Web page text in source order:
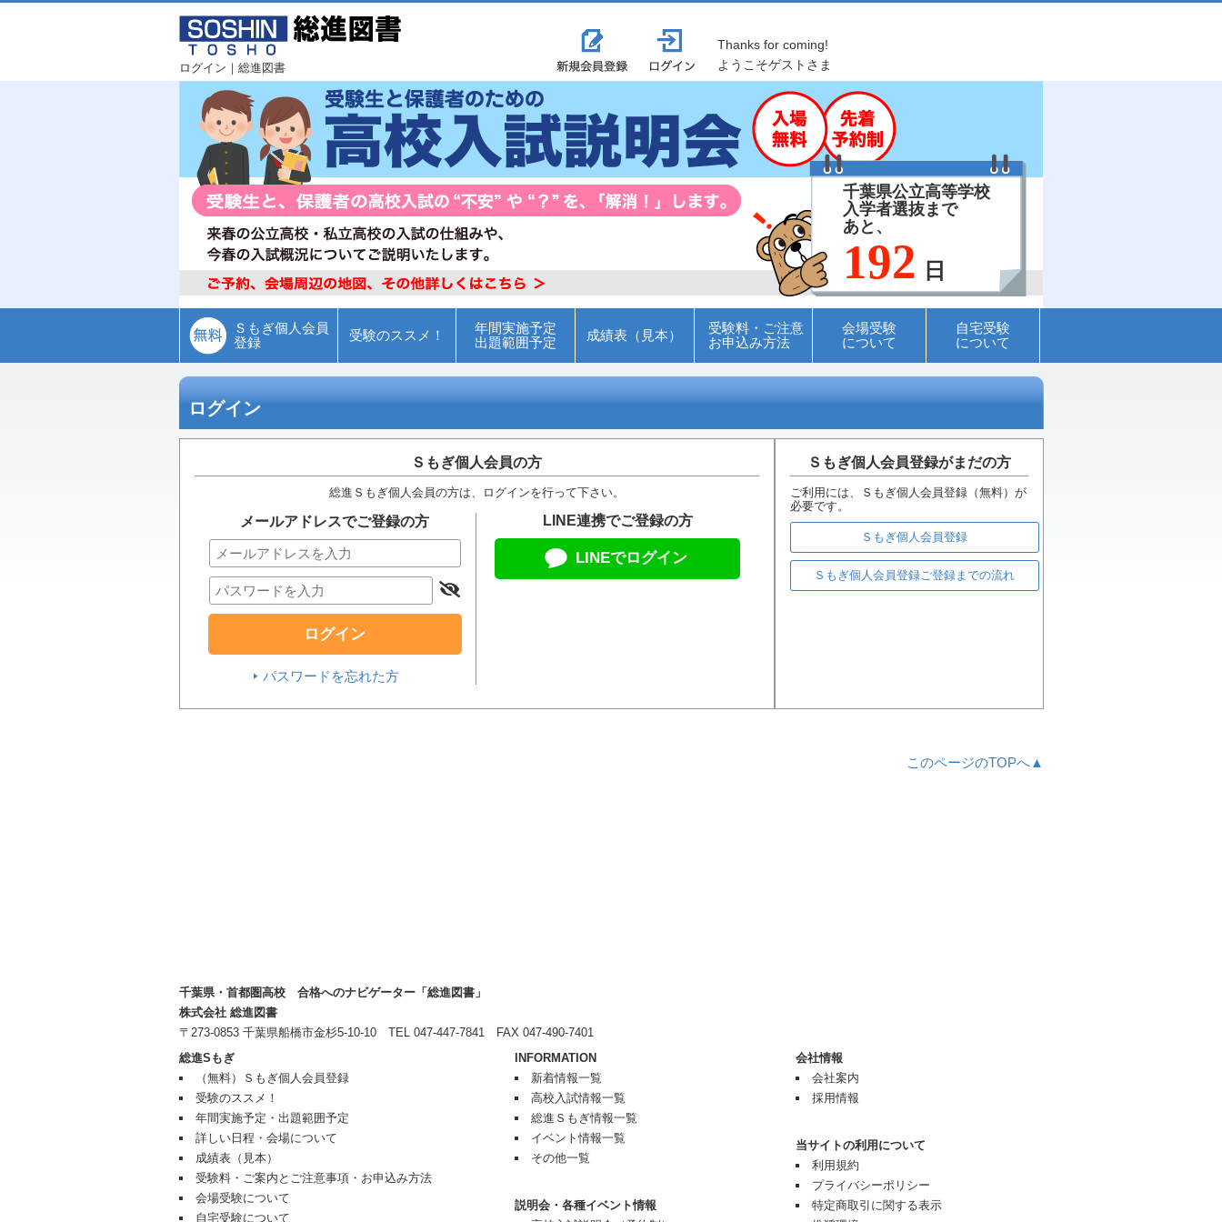
ログイン｜総進図書
Thanks for coming!
ようこそゲストさま
千葉県公立高等学校
入学者選抜まで
あと、
192 日
Ｓもぎ個人会員
登録
受験のススメ！
年間実施予定
出題範囲予定
成績表（見本）
受験料・ご注意
お申込み方法
会場受験
について
自宅受験
について
ログイン
Ｓもぎ個人会員の方
総進Ｓもぎ個人会員の方は、ログインを行って下さい。
メールアドレスでご登録の方
パスワードを忘れた方
LINE連携でご登録の方
LINEでログイン
Ｓもぎ個人会員登録がまだの方
ご利用には、Ｓもぎ個人会員登録（無料）が
必要です。
Ｓもぎ個人会員登録
Ｓもぎ個人会員登録ご登録までの流れ
このページのTOPへ▲
千葉県・首都圏高校 合格へのナビゲーター「総進図書」
株式会社 総進図書
〒273-0853 千葉県船橋市金杉5-10-10 TEL 047-447-7841 FAX 047-490-7401
総進Sもぎ
（無料）Ｓもぎ個人会員登録
受験のススメ！
年間実施予定・出題範囲予定
詳しい日程・会場について
成績表（見本）
受験料・ご案内とご注意事項・お申込み方法
会場受験について
自宅受験について
INFORMATION
新着情報一覧
高校入試情報一覧
総進Ｓもぎ情報一覧
イベント情報一覧
その他一覧
説明会・各種イベント情報
会社情報
会社案内
採用情報
当サイトの利用について
利用規約
プライバシーポリシー
特定商取引に関する表示